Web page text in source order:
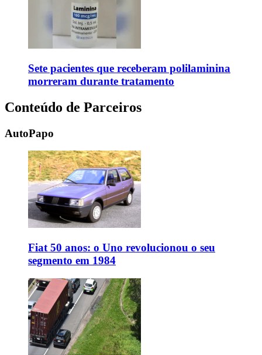
Sete pacientes que receberam polilaminina
morreram durante tratamento
Conteúdo de Parceiros
AutoPapo
Fiat 50 anos: o Uno revolucionou o seu
segmento em 1984